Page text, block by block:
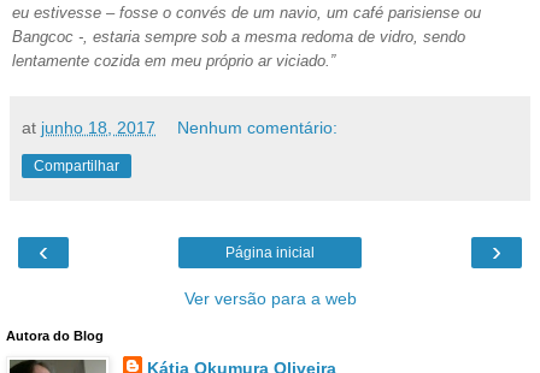
eu estivesse – fosse o convés de um navio, um café parisiense ou
Bangcoc -, estaria sempre sob a mesma redoma de vidro, sendo
lentamente cozida em meu próprio ar viciado.”
at junho 18, 2017 Nenhum comentário:
Compartilhar
‹ ›
Página inicial
Ver versão para a web
Autora do Blog
Kátia Okumura Oliveira